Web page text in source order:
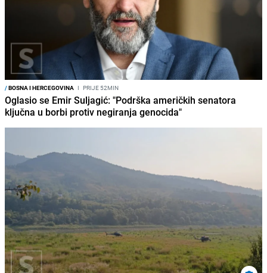
/BOSNA I HERCEGOVINA I PRIJE 52MIN
Oglasio se Emir Suljagić: "Podrška američkih senatora
ključna u borbi protiv negiranja genocida"